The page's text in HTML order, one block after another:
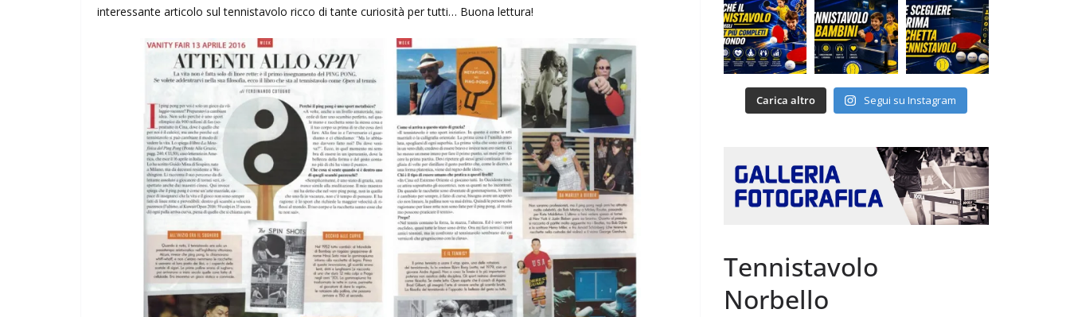
interessante articolo sul tennistavolo ricco di tante curiosità per tutti… Buona lettura!
Carica altro Segui su Instagram
Tennistavolo
Norbello